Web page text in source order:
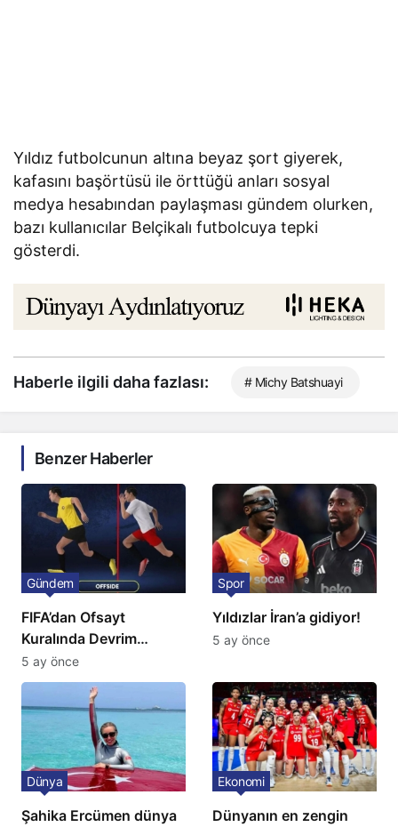
Yıldız futbolcunun altına beyaz şort giyerek,
kafasını başörtüsü ile örttüğü anları sosyal
medya hesabından paylaşması gündem olurken,
bazı kullanıcılar Belçikalı futbolcuya tepki
gösterdi.
Haberle ilgili daha fazlası: # Michy Batshuayi
Benzer Haberler
FIFA’dan Ofsayt
Kuralında Devrim
Niteliğinde Onay
Gündem
5 ay önce
Yıldızlar İran’a gidiyor!
Spor
5 ay önce
Şahika Ercümen dünya
Dünya
Dünyanın en zengin
Ekonomi